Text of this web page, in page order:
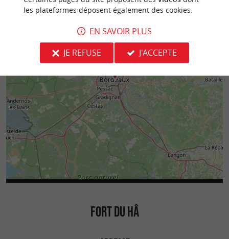
FORT DU HÂ
les plateformes déposent également des cookies.
EN SAVOIR PLUS
JE REFUSE
J'ACCEPTE